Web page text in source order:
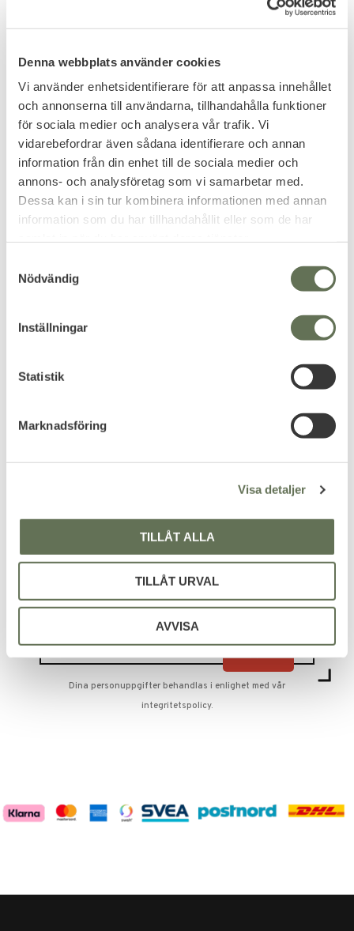
Denna webbplats använder cookies
Vi använder enhetsidentifierare för att anpassa innehållet
och annonserna till användarna, tillhandahålla funktioner
för sociala medier och analysera vår trafik. Vi
vidarebefordrar även sådana identifierare och annan
information från din enhet till de sociala medier och
annons- och analysföretag som vi samarbetar med.
Dessa kan i sin tur kombinera informationen med annan
information som du har tillhandahållit eller som de har
Nödvändig
Inställningar
Statistik
Marknadsföring
Visa detaljer
TILLÅT ALLA
TILLÅT URVAL
AVVISA
En lätt & lång regnrock som
249KR
Lägg till i favoriter
Med detta lätta regnställ håller
349KR
Rothco M65 Stormjacka
699KR
PRENUMERERA & TA DEL AV VÅRA
ERBJUDANDEN!
Dina personuppgifter behandlas i enlighet med vår
integritetspolicy.